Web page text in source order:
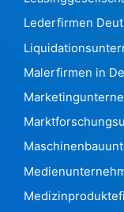
Liberia705
Libyen451
Litauen
Macao 1,307
Mazedonien
Malawi 1.020
Lederfirmen
Malerfirmen in